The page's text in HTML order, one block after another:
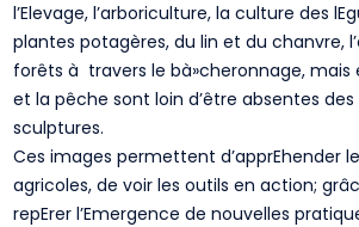
l’Elevage, l’arboriculture, la culture des
plantes potagères, du lin et du chanvre,
forêts à travers le bà»cheronnage, mais
et la pêche sont loin d’être absentes
sculptures.
Ces images permettent d’apprEhender
agricoles, de voir les outils en action;
repErer l’Emergence de nouvelles